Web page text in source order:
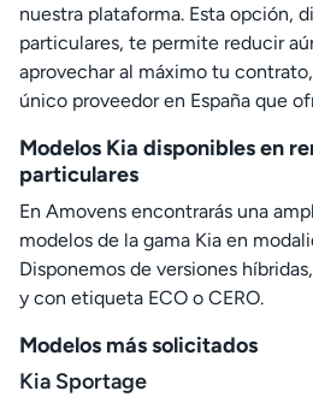
nuestra plataforma. Esta opción,
particulares, te permite reducir
aprovechar al máximo tu
único proveedor en España que
Modelos Kia disponibles en
particulares
En Amovens encontrarás una
modelos de la gama Kia en
Disponemos de versiones
y con etiqueta ECO o CERO.
Modelos más solicitados
Kia Sportage